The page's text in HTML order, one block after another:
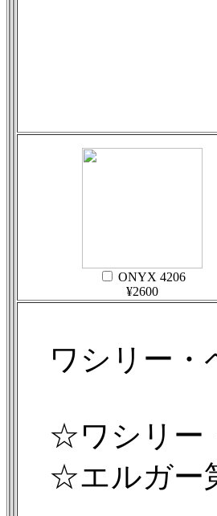
ONYX 4206
¥2600
ワシリー・
☆ワシリー
☆エルガー